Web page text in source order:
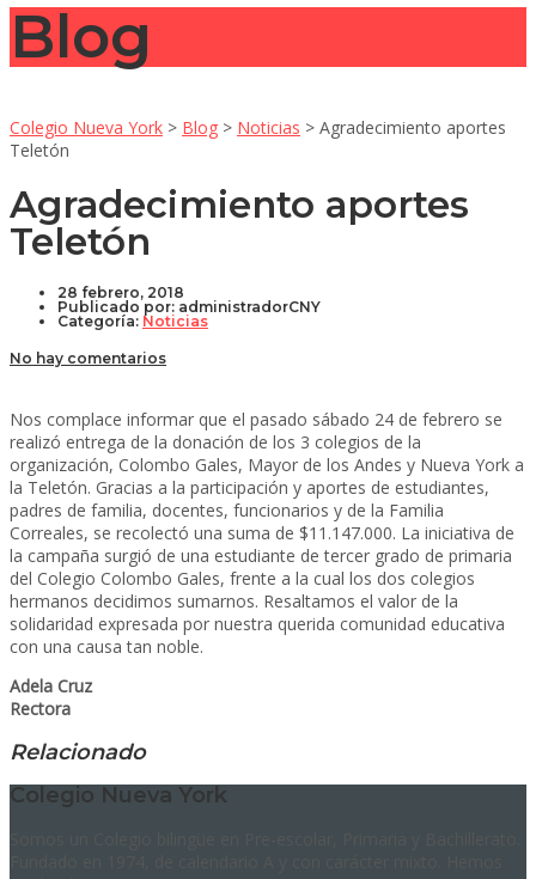
Blog
Colegio Nueva York > Blog > Noticias > Agradecimiento aportes
Teletón
Agradecimiento aportes
Teletón
28 febrero, 2018
Publicado por: administradorCNY
Categoría: Noticias
No hay comentarios
Nos complace informar que el pasado sábado 24 de febrero se
realizó entrega de la donación de los 3 colegios de la
organización, Colombo Gales, Mayor de los Andes y Nueva York a
la Teletón. Gracias a la participación y aportes de estudiantes,
padres de familia, docentes, funcionarios y de la Familia
Correales, se recolectó una suma de $11.147.000. La iniciativa de
la campaña surgió de una estudiante de tercer grado de primaria
del Colegio Colombo Gales, frente a la cual los dos colegios
hermanos decidimos sumarnos. Resaltamos el valor de la
solidaridad expresada por nuestra querida comunidad educativa
con una causa tan noble.
Adela Cruz
Rectora
Relacionado
Colegio Nueva York